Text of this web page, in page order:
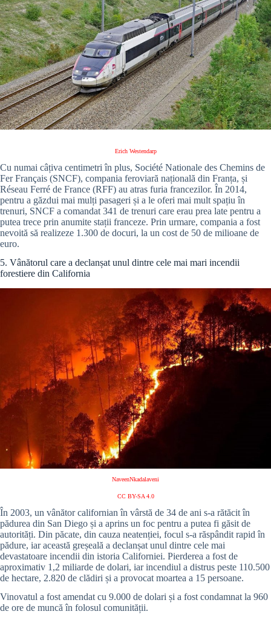
Erich Westendarp
Cu numai câțiva centimetri în plus, Société Nationale des Chemins de
Fer Français (SNCF), compania feroviară națională din Franța, și
Réseau Ferré de France (RFF) au atras furia francezilor. În 2014,
pentru a găzdui mai mulți pasageri și a le oferi mai mult spațiu în
trenuri, SNCF a comandat 341 de trenuri care erau prea late pentru a
putea trece prin anumite stații franceze. Prin urmare, compania a fost
nevoită să realizeze 1.300 de docuri, la un cost de 50 de milioane de
euro.
5. Vânătorul care a declanșat unul dintre cele mai mari incendii
forestiere din California
NaveenNkadalaveni
CC BY-SA 4.0
În 2003, un vânător californian în vârstă de 34 de ani s-a rătăcit în
pădurea din San Diego și a aprins un foc pentru a putea fi găsit de
autorități. Din păcate, din cauza neatenției, focul s-a răspândit rapid în
pădure, iar această greșeală a declanșat unul dintre cele mai
devastatoare incendii din istoria Californiei. Pierderea a fost de
aproximativ 1,2 miliarde de dolari, iar incendiul a distrus peste 110.500
de hectare, 2.820 de clădiri și a provocat moartea a 15 persoane.
Vinovatul a fost amendat cu 9.000 de dolari și a fost condamnat la 960
de ore de muncă în folosul comunității.